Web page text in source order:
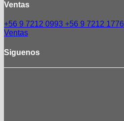
Ventas
+56 9 7212 0993 +56 9 7212 1776
Ventas
Siguenos